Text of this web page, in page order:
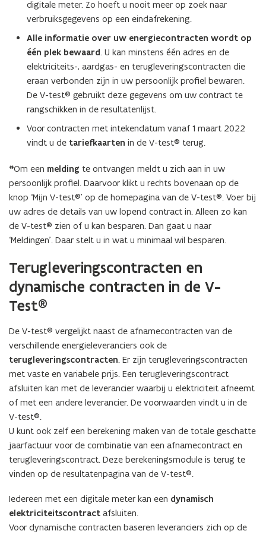
digitale meter. Zo hoeft u nooit meer op zoek naar
verbruiksgegevens op een eindafrekening.
Alle informatie over uw energiecontracten wordt op
één plek bewaard. U kan minstens één adres en de
elektriciteits-, aardgas- en terugleveringscontracten die
eraan verbonden zijn in uw persoonlijk profiel bewaren.
De V-test® gebruikt deze gegevens om uw contract te
rangschikken in de resultatenlijst.
Voor contracten met intekendatum vanaf 1 maart 2022
vindt u de tariefkaarten in de V-test® terug.
*Om een melding te ontvangen meldt u zich aan in uw
persoonlijk profiel. Daarvoor klikt u rechts bovenaan op de
knop ‘Mijn V-test®’ op de homepagina van de V-test®. Voer bij
uw adres de details van uw lopend contract in. Alleen zo kan
de V-test® zien of u kan besparen. Dan gaat u naar
‘Meldingen’. Daar stelt u in wat u minimaal wil besparen.
Terugleveringscontracten en
dynamische contracten in de V-
Test®
De V-test® vergelijkt naast de afnamecontracten van de
verschillende energieleveranciers ook de
terugleveringscontracten. Er zijn terugleveringscontracten
met vaste en variabele prijs. Een terugleveringscontract
afsluiten kan met de leverancier waarbij u elektriciteit afneemt
of met een andere leverancier. De voorwaarden vindt u in de
V-test®.
U kunt ook zelf een berekening maken van de totale geschatte
jaarfactuur voor de combinatie van een afnamecontract en
terugleveringscontract. Deze berekeningsmodule is terug te
vinden op de resultatenpagina van de V-test®.
Iedereen met een digitale meter kan een dynamisch
elektriciteitscontract afsluiten.
Voor dynamische contracten baseren leveranciers zich op de